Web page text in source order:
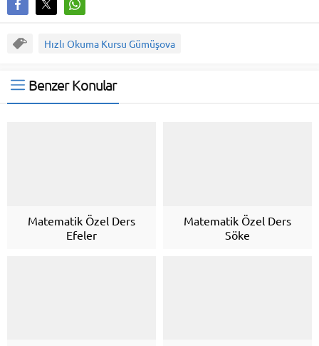
Hızlı Okuma Kursu Gümüşova
Benzer Konular
Matematik Özel Ders
Efeler
Matematik Özel Ders
Söke